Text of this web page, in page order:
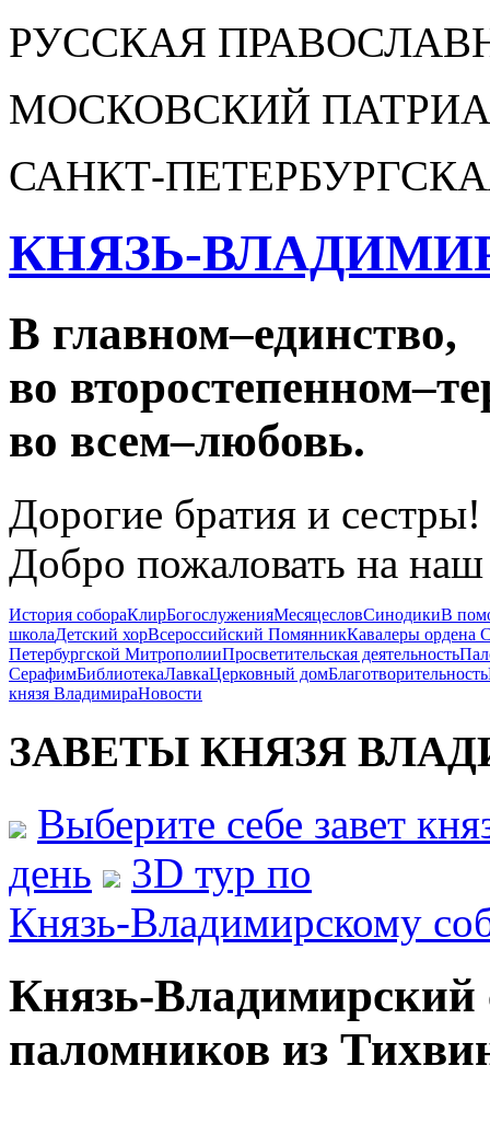
РУССКАЯ
МОСКОВСКИЙ
САНКТ-
КНЯЗЬ-
В главном–единство,
во второстепенном–
во всем–любовь.
Дорогие братия и
Добро пожаловать на наш
История собораКлирБогослуженияМесяцесловСинодикиВ
школаДетский хорВсероссийский ПомянникКавалеры ордена
Петербургской МитрополииПросветительская деятельность
СерафимБиблиотекаЛавкаЦерковный домБлаготворительность
князя ВладимираНовости
ЗАВЕТЫ КНЯЗЯ
Выберите себе завет
день
3D тур по
Князь-Владимирскому
Князь-Владимирский
паломников из